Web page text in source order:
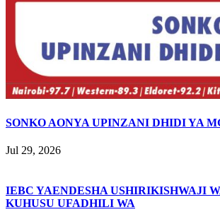
SONKO AONYA UPINZANI DHIDI YA
Jul 29, 2026
IEBC YAENDESHA USHIRIKISHWAJI
KUHUSU UFADHILI WA